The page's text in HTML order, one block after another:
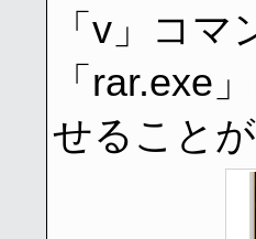
「v」コ
「rar.exe
せること